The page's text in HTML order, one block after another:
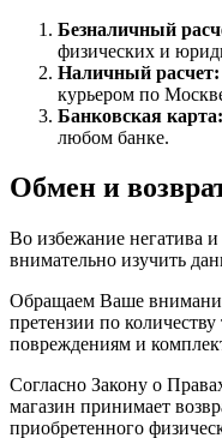
Безналичный
физических и
Наличный расчет:
курьером по
Банковская карта:
любом банке.
Обмен и
Во избежание негатива
внимательно изучить
Обращаем Ваше
претензии по
повреждениям и
Согласно Закону о
магазин принимает
приобретенного